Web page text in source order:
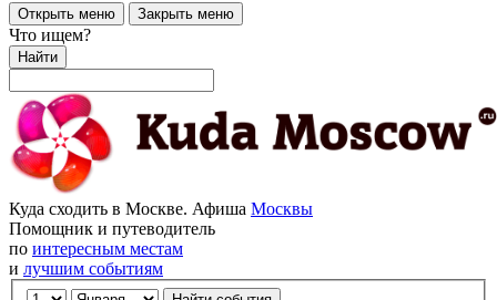
Открыть меню Закрыть меню
Что ищем?
Найти
Куда сходить в Москве. Афиша Москвы
Помощник и путеводитель
по интересным местам
и лучшим событиям